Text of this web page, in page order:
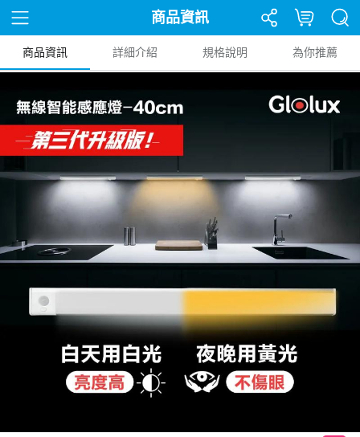
商品資訊
商品資訊 詳細介紹 規格說明 為你推薦